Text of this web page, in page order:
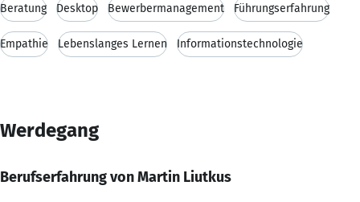
Beratung Desktop Bewerbermanagement Führungserfahrung
Empathie Lebenslanges Lernen Informationstechnologie
Werdegang
Berufserfahrung von Martin Liutkus